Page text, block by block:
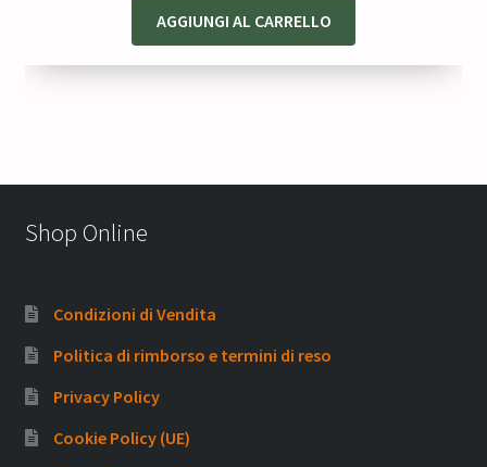
originale
era:
attuale
è:
AGGIUNGI AL CARRELLO
Shop Online
Condizioni di Vendita
Politica di rimborso e termini di reso
Privacy Policy
Cookie Policy (UE)